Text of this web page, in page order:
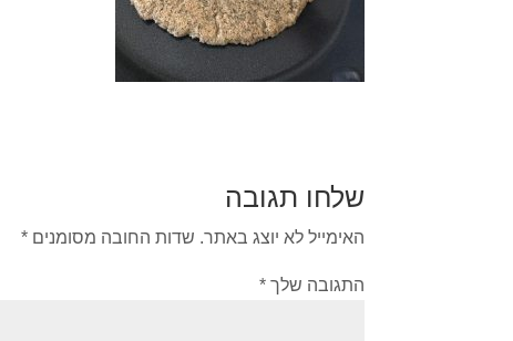
שלחו תגובה
האימייל לא יוצג באתר. שדות החובה מסומנים*
התגובה שלך*